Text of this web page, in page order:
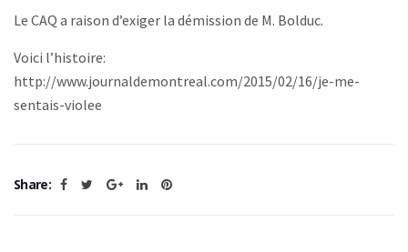
Le CAQ a raison d’exiger la démission de M. Bolduc.
Voici l’histoire:
http://www.journaldemontreal.com/2015/02/16/je-me-
sentais-violee
Share: